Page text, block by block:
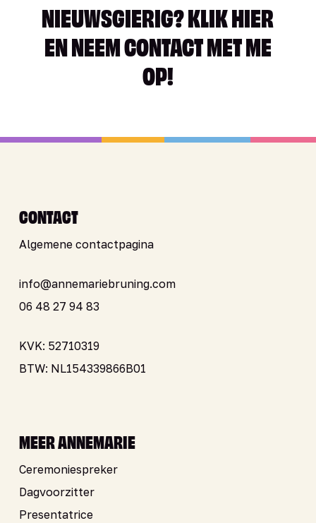
NIEUWSGIERIG? KLIK HIER
EN NEEM CONTACT MET ME
OP!
CONTACT
Algemene contactpagina
info@annemariebruning.com
06 48 27 94 83
KVK: 52710319
BTW: NL154339866B01
MEER ANNEMARIE
Ceremoniespreker
Dagvoorzitter
Presentatrice